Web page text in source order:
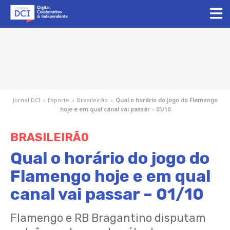
Jornal DCI › Esporte › Brasileirão › Qual o horário do jogo do Flamengo
hoje e em qual canal vai passar – 01/10
BRASILEIRÃO
Qual o horário do jogo do
Flamengo hoje e em qual
canal vai passar – 01/10
Flamengo e RB Bragantino disputam